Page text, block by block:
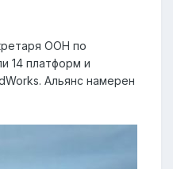
ООН по
14 платформ и
Альянс намерен